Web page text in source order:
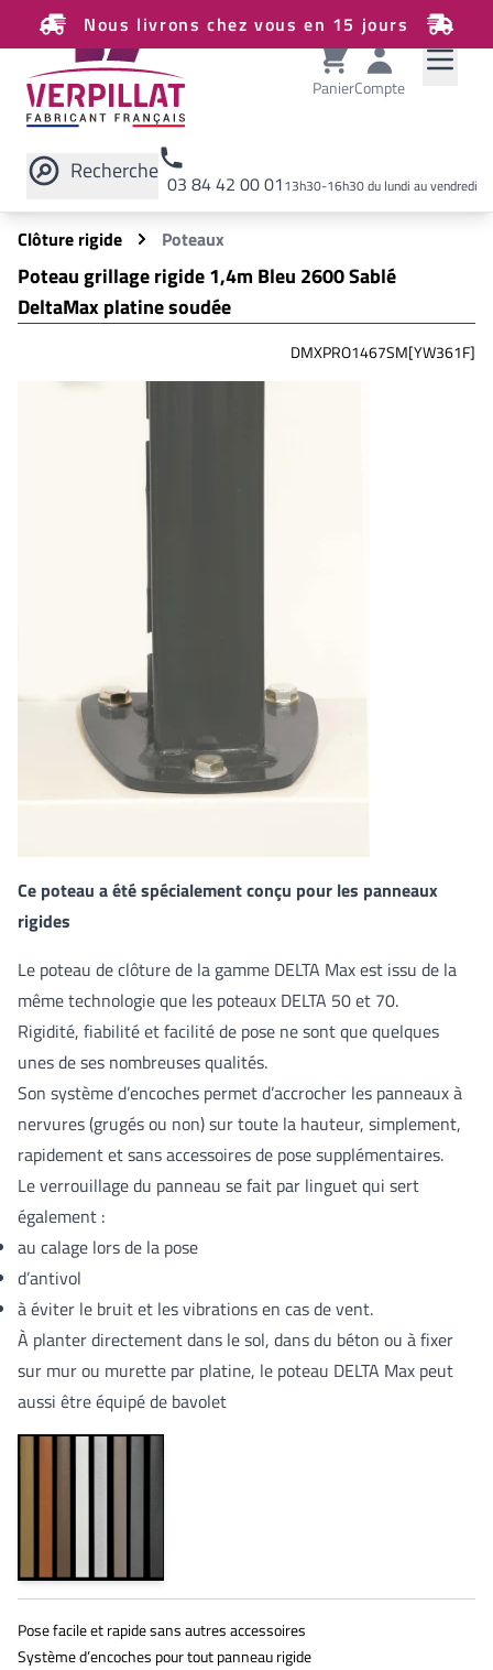
Nous livrons chez vous en 15 jours
PanierCompte
Recherche 03 84 42 00 0113h30-16h30 du lundi au vendredi
Rechercher sur le site
Clôture rigide
Poteaux
Poteau grillage rigide 1,4m Bleu 2600 Sablé
DeltaMax platine soudée
DMXPRO1467SM[YW361F]
Ce poteau a été spécialement conçu pour les panneaux
rigides
Le poteau de clôture de la gamme DELTA Max est issu de la
même technologie que les poteaux DELTA 50 et 70.
Rigidité, fiabilité et facilité de pose ne sont que quelques
unes de ses nombreuses qualités.
Son système d’encoches permet d’accrocher les panneaux à
nervures (grugés ou non) sur toute la hauteur, simplement,
rapidement et sans accessoires de pose supplémentaires.
Le verrouillage du panneau se fait par linguet qui sert
également :
au calage lors de la pose
d’antivol
à éviter le bruit et les vibrations en cas de vent.
À planter directement dans le sol, dans du béton ou à fixer
sur mur ou murette par platine, le poteau DELTA Max peut
aussi être équipé de bavolet
Pose facile et rapide sans autres accessoires
Système d’encoches pour tout panneau rigide